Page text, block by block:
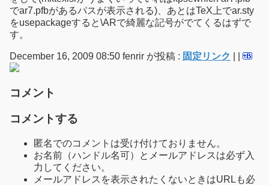
でar7.pfbがあるパスが表示される)、あとはTeX上でar.sty
をusepackageすると\ARで綺麗な記号がでてくるはずで
す。
December 16, 2009 08:50 fenrir が投稿 : 固定リンク
コメント
コメントする
匿名でのコメントは受け付けておりません。
お名前（ハンドル名可）とメールアドレスは必ず入
力してください。
メールアドレスを表示されたくないときはURLも必